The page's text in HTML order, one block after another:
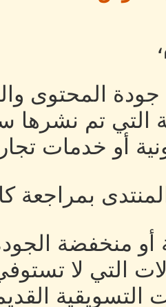
المحتوى
التي تم
أو خدمات
أو منخفضة
التي لا